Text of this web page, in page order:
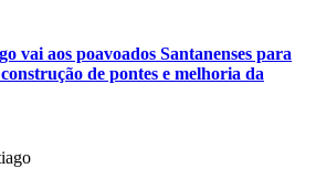
vai aos poavoados Santanenses para
de pontes e melhoria da